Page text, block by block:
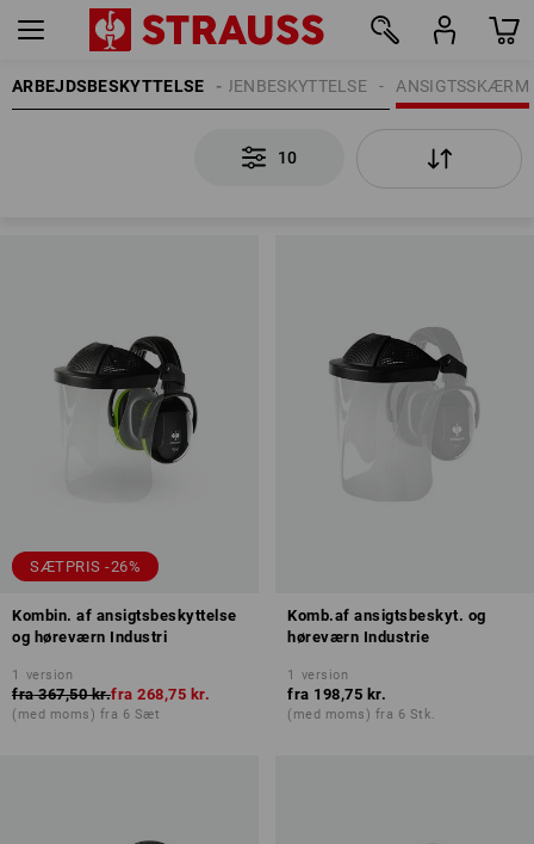
ARBEJDSBESKYTTELSE ANSIGTSSKÆRM
ØJENBESKYTTELSE
10
SÆTPRIS -26%
Kombin. af ansigtsbeskyttelse
og høreværn Industri
1 version
fra 367,50 kr.fra 268,75 kr.
(med moms) fra 6 Sæt
Komb.af ansigtsbeskyt. og
høreværn Industrie
1 version
fra 198,75 kr.
(med moms) fra 6 Stk.